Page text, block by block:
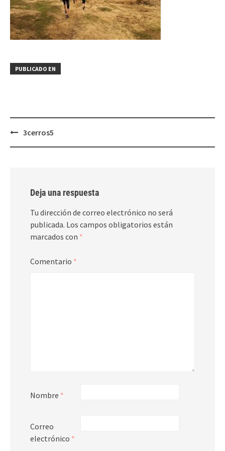
PUBLICADO EN
Navegación
3cerros5
Deja una respuesta
Tu dirección de correo electrónico no será
publicada. Los campos obligatorios están
marcados con *
Comentario *
Nombre *
Correo
electrónico *